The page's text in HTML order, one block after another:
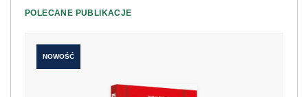
POLECANE PUBLIKACJE
NOWOŚĆ